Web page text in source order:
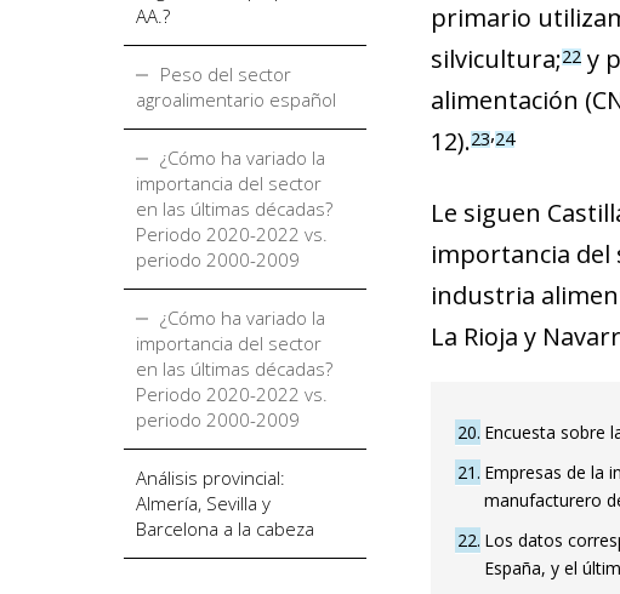
AA.?
Peso del sector
agroalimentario español
¿Cómo ha variado la
importancia del sector
en las últimas décadas?
Periodo 2020-2022 vs.
periodo 2000-2009
¿Cómo ha variado la
importancia del sector
en las últimas décadas?
Periodo 2020-2022 vs.
periodo 2000-2009
Análisis provincial:
Almería, Sevilla y
Barcelona a la cabeza
primario
silvicultura;22y
alimentación
12).23,24
Le siguen
importancia del
industria
La Rioja y
20 Encuesta sobre
21 Empresas de la
manufacturero
22 Los datos
España, y el